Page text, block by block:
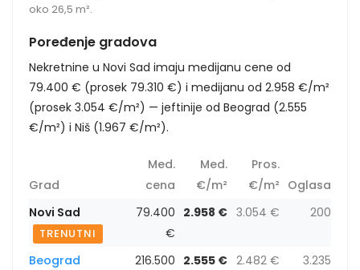
oko 26,5 m².
Poređenje gradova
Nekretnine u Novi Sad imaju medijanu cene od
79.400 € (prosek 79.310 €) i medijanu od 2.958 €/m²
(prosek 3.054 €/m²) — jeftinije od Beograd (2.555
€/m²) i Niš (1.967 €/m²).
Grad
Med.
cena
Med.
€/m²
Pros.
€/m² Oglasa
Novi Sad
TRENUTNI
79.400
€
2.958 € 3.054 € 200
Beograd
216.500 2.555 € 2.482 € 3.235